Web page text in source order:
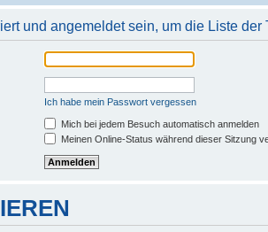
und angemeldet sein, um die Liste
Ich habe mein Passwort vergessen
Mich bei jedem Besuch automatisch anmelden
Meinen Online-Status während dieser Sitzung